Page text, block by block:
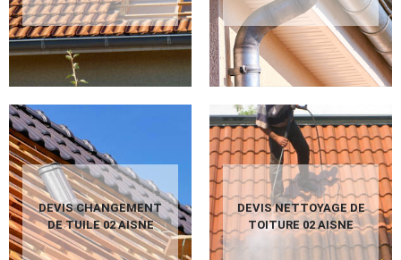
DEVIS CHANGEMENT
DE TUILE 02 AISNE
DEVIS NETTOYAGE DE
TOITURE 02 AISNE